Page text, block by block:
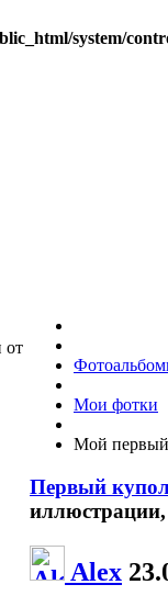
system/
Мои фотки
Мой первый
Первый
иллюстрации,
Alex
от